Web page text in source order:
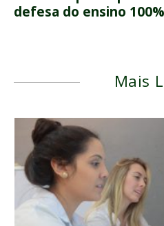
defesa do ensino
Mais